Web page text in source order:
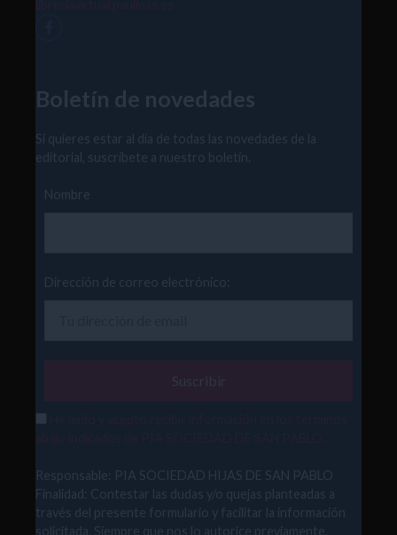
Boletín de novedades
Si quieres estar al día de todas las novedades de la
editorial, suscríbete a nuestro boletín.
Nombre
Dirección de correo electrónico:
Responsable: PIA SOCIEDAD HIJAS DE SAN PABLO
Finalidad: Contestar las dudas y/o quejas planteadas a
través del presente formulario y facilitar la información
solicitada. Siempre que nos lo autorice previamente,